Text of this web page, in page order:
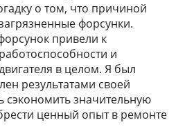
о том, что причиной
форсунки.
привели к
и
в целом. Я был
результатами своей
сэкономить значительную
ценный опыт в ремонте